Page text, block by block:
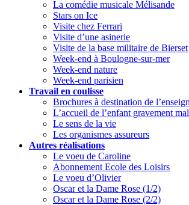
La comédie musicale Mélisande
Stars on Ice
Visite chez Ferrari
Visite d’une asinerie
Visite de la base militaire de Bierset
Week-end à Boulogne-sur-mer
Week-end nature
Week-end parisien
Travail en coulisse
Brochures à destination de
L’accueil de l’enfant gravement
Le sens de la vie
Les organismes assureurs
Autres réalisations
Le voeu de Caroline
Abonnement Ecole des Loisirs
Le voeu d’Olivier
Oscar et la Dame Rose (1/2)
Oscar et la Dame Rose (2/2)